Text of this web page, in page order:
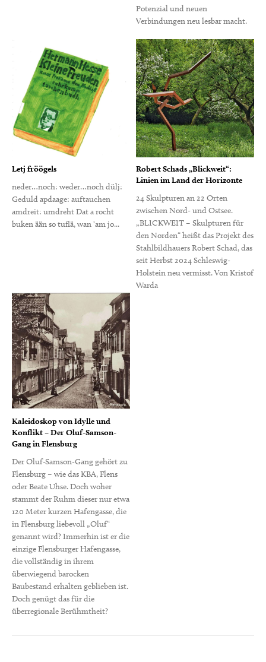
Potenzial und neuen
Verbindungen neu lesbar macht.
Letj fröögels
neder…noch: weder…noch dülj:
Geduld apdaage: auftauchen
amdreit: umdreht Dat a rocht
buken ään so tuflä, wan ‘am jo...
Robert Schads „Blickweit“:
Linien im Land der Horizonte
24 Skulpturen an 22 Orten
zwischen Nord- und Ostsee.
„BLICKWEIT – Skulpturen für
den Norden“ heißt das Projekt des
Stahlbildhauers Robert Schad, das
seit Herbst 2024 Schleswig-
Holstein neu vermisst. Von Kristof
Warda
Kaleidoskop von Idylle und
Konflikt – Der Oluf-Samson-
Gang in Flensburg
Der Oluf-Samson-Gang gehört zu
Flensburg – wie das KBA, Flens
oder Beate Uhse. Doch woher
stammt der Ruhm dieser nur etwa
120 Meter kurzen Hafengasse, die
in Flensburg liebevoll „Oluf“
genannt wird? Immerhin ist er die
einzige Flensburger Hafengasse,
die vollständig in ihrem
überwiegend barocken
Baubestand erhalten geblieben ist.
Doch genügt das für die
überregionale Berühmtheit?